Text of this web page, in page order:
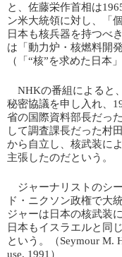
と、佐藤栄作首相は
ン米大統領に対し、「
日本も核兵器を持つべ
は「動力炉・核燃料開
（「“核”を求めた日本
NHKの番組によると
秘密協議を申し入れ、
省の国際資料部長だっ
して調査課長だった村
から自立し、核武装に
主張したのだという。
ジャーナリストのシ
ド・ニクソン政権で大
ジャーは日本の核武装
日本もイスラエルと同
という。（Seymour M.
use, 1991）